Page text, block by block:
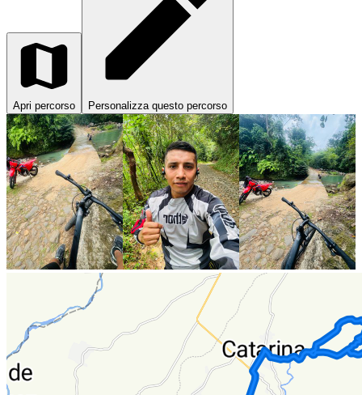
Apri percorso Personalizza questo percorso